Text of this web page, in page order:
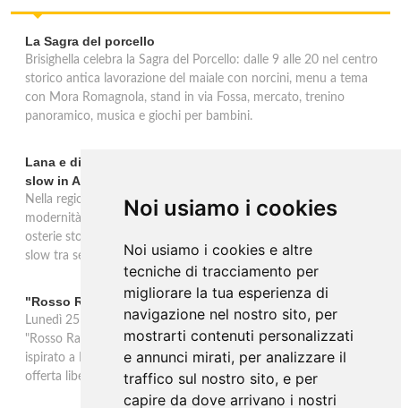
Noi usiamo i cookies
Noi usiamo i cookies e altre
tecniche di tracciamento per
migliorare la tua esperienza di
navigazione nel nostro sito, per
mostrarti contenuti personalizzati
e annunci mirati, per analizzare il
traffico sul nostro sito, e per
capire da dove arrivano i nostri
La Sagra del porcello
Brisighella celebra la Sagra del Porcello: dalle 9 alle 20 nel centro
storico antica lavorazione del maiale con norcini, menu a tema
con Mora Romagnola, stand in via Fossa, mercato, trenino
panoramico, musica e giochi per bambini.
Lana e dintorni: Törggelen, vini d'eccellenza e vacanze
slow in Alto Adige
Nella regione di Lana in Alto Adige tradizione contadina e
modernità si fondono in un'esperienza autentica. Törggelen nelle
osterie storiche, vini da antiche tradizioni vitivinicole e vacanze
slow tra sentieri delle rogge e produttori locali.
"Rosso Rame" in scena a Collepasso il 25 agosto
Lunedì 25 agosto al Palazzo Baronale di Collepasso va in scena
"Rosso Rame", spettacolo di Mary Negro e Gabriele Polimeno
ispirato a Dario Fo e Franca Rame. Ingresso con prenotazione e
offerta libera alle ore 21.